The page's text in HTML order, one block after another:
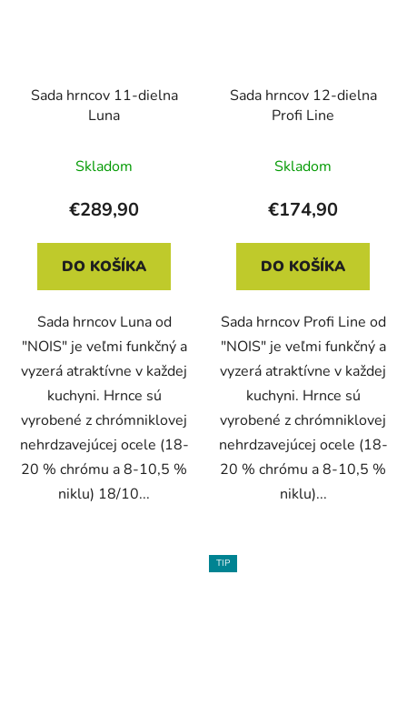
Sada hrncov 11-dielna
Luna
Skladom
€289,90
DO KOŠÍKA
Sada hrncov Luna od
"NOIS" je veľmi funkčný a
vyzerá atraktívne v každej
kuchyni. Hrnce sú
vyrobené z chrómniklovej
nehrdzavejúcej ocele (18-
20 % chrómu a 8-10,5 %
niklu) 18/10...
Sada hrncov 12-dielna
Profi Line
Skladom
€174,90
DO KOŠÍKA
Sada hrncov Profi Line od
"NOIS" je veľmi funkčný a
vyzerá atraktívne v každej
kuchyni. Hrnce sú
vyrobené z chrómniklovej
nehrdzavejúcej ocele (18-
20 % chrómu a 8-10,5 %
niklu)...
TIP